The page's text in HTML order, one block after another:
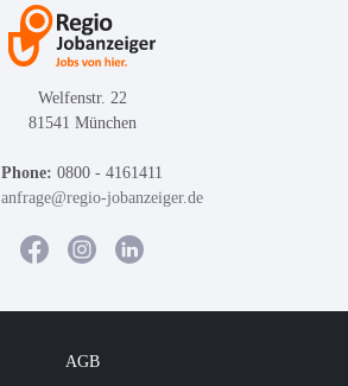
Welfenstr. 22
81541 München
Phone: 0800 - 4161411
anfrage@regio-jobanzeiger.de
AGB